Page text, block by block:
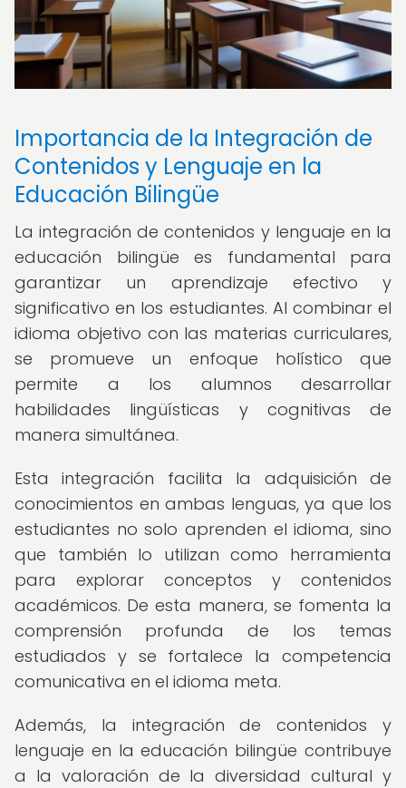
Importancia de la Integración de
Contenidos y Lenguaje en la
Educación Bilingüe
La integración de contenidos y lenguaje en la
educación bilingüe es fundamental para
garantizar un aprendizaje efectivo y
significativo en los estudiantes. Al combinar el
idioma objetivo con las materias curriculares,
se promueve un enfoque holístico que
permite a los alumnos desarrollar
habilidades lingüísticas y cognitivas de
manera simultánea.
Esta integración facilita la adquisición de
conocimientos en ambas lenguas, ya que los
estudiantes no solo aprenden el idioma, sino
que también lo utilizan como herramienta
para explorar conceptos y contenidos
académicos. De esta manera, se fomenta la
comprensión profunda de los temas
estudiados y se fortalece la competencia
comunicativa en el idioma meta.
Además, la integración de contenidos y
lenguaje en la educación bilingüe contribuye
a la valoración de la diversidad cultural y